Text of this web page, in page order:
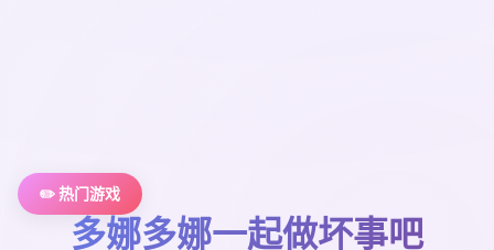
✏️ 热门游戏
多娜多娜一起做坏事吧